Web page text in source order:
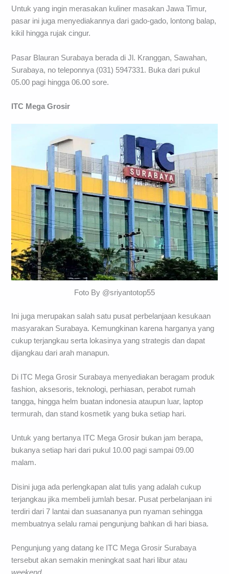
Untuk yang ingin merasakan kuliner masakan Jawa Timur,
pasar ini juga menyediakannya dari gado-gado, lontong balap,
kikil hingga rujak cingur.
Pasar Blauran Surabaya berada di Jl. Kranggan, Sawahan,
Surabaya, no teleponnya (031) 5947331. Buka dari pukul
05.00 pagi hingga 06.00 sore.
ITC Mega Grosir
Foto By @sriyantotop55
Ini juga merupakan salah satu pusat perbelanjaan kesukaan
masyarakan Surabaya. Kemungkinan karena harganya yang
cukup terjangkau serta lokasinya yang strategis dan dapat
dijangkau dari arah manapun.
Di ITC Mega Grosir Surabaya menyediakan beragam produk
fashion, aksesoris, teknologi, perhiasan, perabot rumah
tangga, hingga helm buatan indonesia ataupun luar, laptop
termurah, dan stand kosmetik yang buka setiap hari.
Untuk yang bertanya ITC Mega Grosir bukan jam berapa,
bukanya setiap hari dari pukul 10.00 pagi sampai 09.00
malam.
Disini juga ada perlengkapan alat tulis yang adalah cukup
terjangkau jika membeli jumlah besar. Pusat perbelanjaan ini
terdiri dari 7 lantai dan suasananya pun nyaman sehingga
membuatnya selalu ramai pengunjung bahkan di hari biasa.
Pengunjung yang datang ke ITC Mega Grosir Surabaya
tersebut akan semakin meningkat saat hari libur atau